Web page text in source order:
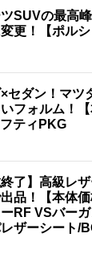
SUVの最高
更！【ポルシ
セダン！マツ
フォルム！
ティPKG
終了】高級レ
品！【本体
ーRF VSバー
ザーシート/